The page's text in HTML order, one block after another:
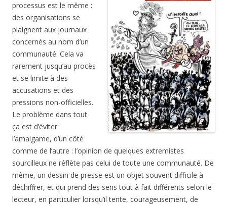
processus est le même :
des organisations se
plaignent aux journaux
concernés au nom d’un
communauté. Cela va
rarement jusqu’au procès
et se limite à des
accusations et des
pressions non-officielles.
Le problème dans tout
ça est d’éviter
l’amalgame, d’un côté
comme de l’autre : l’opinion de quelques extremistes
sourcilleux ne réflète pas celui de toute une communauté. De
même, un dessin de presse est un objet souvent difficile à
déchiffrer, et qui prend des sens tout à fait différents selon le
lecteur, en particulier lorsqu’il tente, courageusement, de